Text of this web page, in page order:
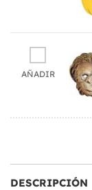
AÑADIR
DESCRIPCIÓN